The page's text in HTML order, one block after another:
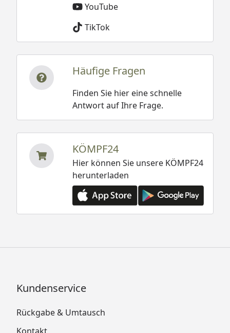
YouTube
TikTok
Häufige Fragen
Finden Sie hier eine schnelle
Antwort auf Ihre Frage.
KÖMPF24
Hier können Sie unsere KÖMPF24
herunterladen
Kundenservice
Rückgabe & Umtausch